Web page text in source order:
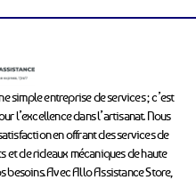
simple entreprise de services ; c’est
l’excellence dans l’artisanat. Nous
en offrant des services de
et de rideaux mécaniques de haute
Avec Allo Assistance Store,